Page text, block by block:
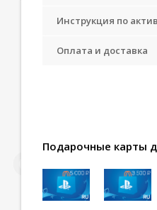
Инструкция по
Оплата и доставка
Подарочные карты